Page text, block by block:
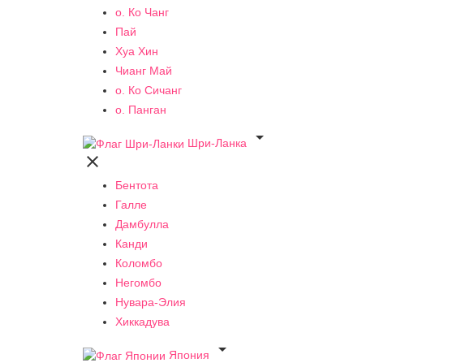
о. Ко Чанг
Пай
Хуа Хин
Чианг Май
о. Ко Сичанг
о. Панган
Шри-Ланка


Бентота
Галле
Дамбулла
Канди
Коломбо
Негомбо
Нувара-Элия
Хиккадува
Япония
